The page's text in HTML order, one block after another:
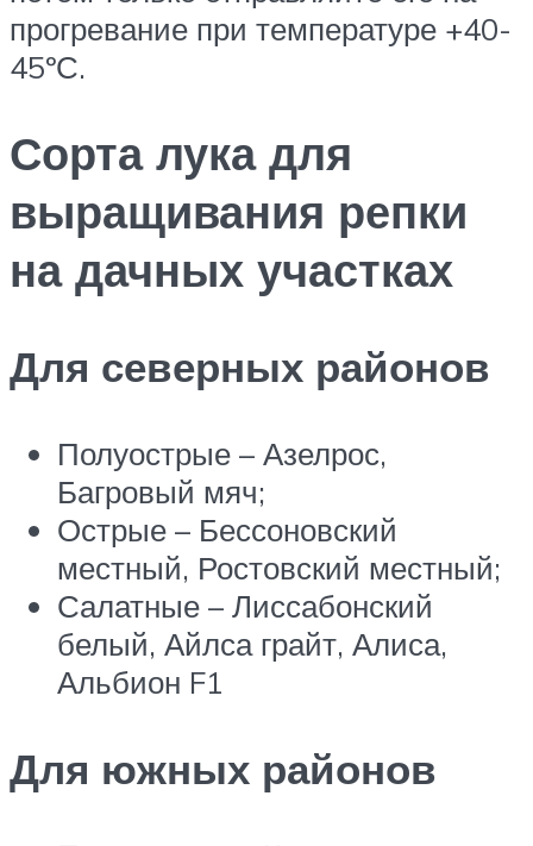
прогревание при температуре +40-
45ºС.
Сорта лука для
выращивания репки
на дачных участках
Для северных районов
Полуострые – Азелрос,
Багровый мяч;
Острые – Бессоновский
местный, Ростовский местный;
Салатные – Лиссабонский
белый, Айлса грайт, Алиса,
Альбион F1
Для южных районов